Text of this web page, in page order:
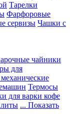
Тарелки
Фарфоровые
сервизы Чашки с
чайники
для
Термосы
для варки кофе
... Показать